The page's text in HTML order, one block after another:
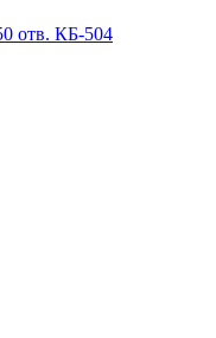
отв. КБ-504